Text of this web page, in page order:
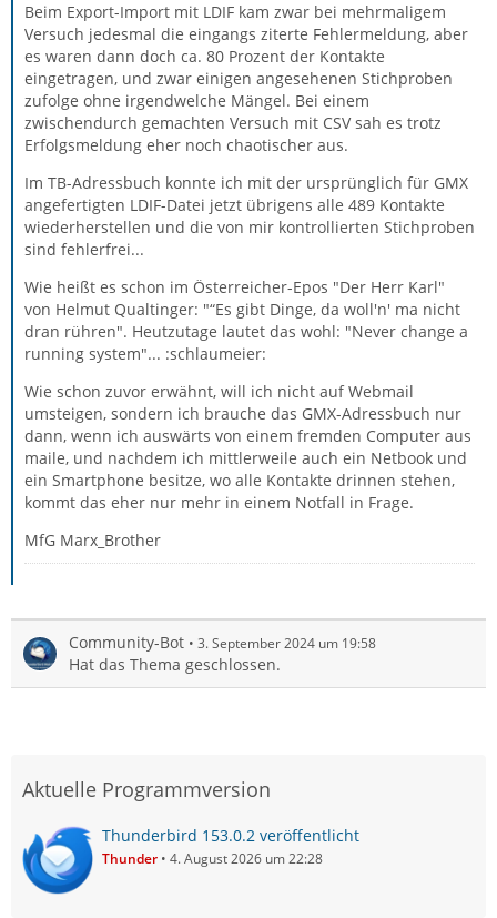
Beim Export-Import mit LDIF kam zwar bei mehrmaligem
Versuch jedesmal die eingangs ziterte Fehlermeldung, aber
es waren dann doch ca. 80 Prozent der Kontakte
eingetragen, und zwar einigen angesehenen Stichproben
zufolge ohne irgendwelche Mängel. Bei einem
zwischendurch gemachten Versuch mit CSV sah es trotz
Erfolgsmeldung eher noch chaotischer aus.
Im TB-Adressbuch konnte ich mit der ursprünglich für GMX
angefertigten LDIF-Datei jetzt übrigens alle 489 Kontakte
wiederherstellen und die von mir kontrollierten Stichproben
sind fehlerfrei...
Wie heißt es schon im Österreicher-Epos "Der Herr Karl"
von Helmut Qualtinger: "“Es gibt Dinge, da woll'n' ma nicht
dran rühren". Heutzutage lautet das wohl: "Never change a
running system"... :schlaumeier:
Wie schon zuvor erwähnt, will ich nicht auf Webmail
umsteigen, sondern ich brauche das GMX-Adressbuch nur
dann, wenn ich auswärts von einem fremden Computer aus
maile, und nachdem ich mittlerweile auch ein Netbook und
ein Smartphone besitze, wo alle Kontakte drinnen stehen,
kommt das eher nur mehr in einem Notfall in Frage.
MfG Marx_Brother
Community-Bot 3. September 2024 um 19:58
Hat das Thema geschlossen.
Aktuelle Programmversion
Thunderbird 153.0.2 veröffentlicht
Thunder 4. August 2026 um 22:28